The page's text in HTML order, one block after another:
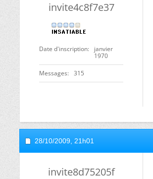
invite4c8f7e37
Date d'inscription
janvier
1970
Messages 315
28/10/2009, 21h01
invite8d75205f